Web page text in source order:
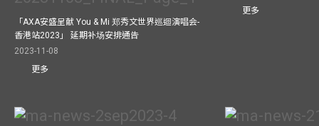
「AXA安盛呈献 You & Mi 郑秀文世界巡迴演唱会-
香港站2023」 延期补场安排通告
2023-11-08
更多
更多